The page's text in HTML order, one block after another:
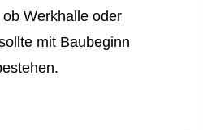
Werkhalle oder
mit Baubeginn